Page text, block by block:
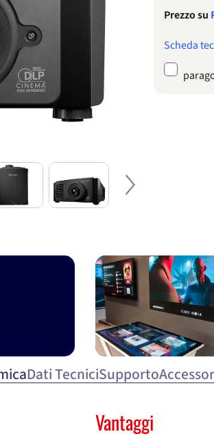
Prezzo su
Scheda
Dati TecniciSupporto
Vantaggi